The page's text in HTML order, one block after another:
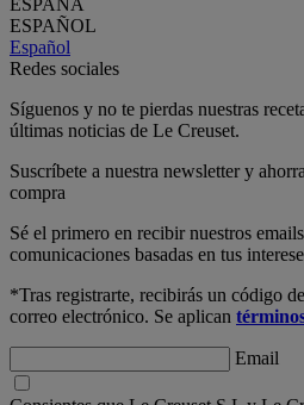
ESPAÑOL
Español
Redes sociales
Síguenos y no te pierdas nuestras
últimas noticias de Le Creuset.
Suscríbete a nuestra newsletter y
compra
Sé el primero en recibir nuestros
comunicaciones basadas en tus
*Tras registrarte, recibirás un código
correo electrónico. Se aplican
Email